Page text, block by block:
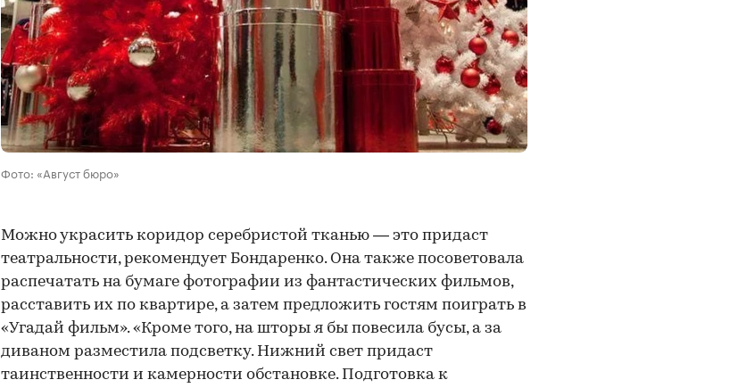
Фото: «Август бюро»
Можно украсить коридор серебристой тканью — это придаст
театральности, рекомендует Бондаренко. Она также посоветовала
распечатать на бумаге фотографии из фантастических фильмов,
расставить их по квартире, а затем предложить гостям поиграть в
«Угадай фильм». «Кроме того, на шторы я бы повесила бусы, а за
диваном разместила подсветку. Нижний свет придаст
таинственности и камерности обстановке. Подготовка к